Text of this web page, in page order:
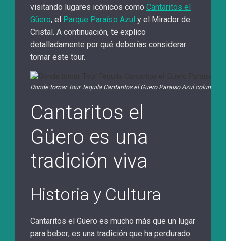
visitando lugares icónicos como Cantaritos el
Güero, el Parque Paraíso Azul y el Mirador de
Cristal. A continuación, te explico
detalladamente por qué deberías considerar
tomar este tour.
Donde tomar Tour Tequila Cantaritos el Guero Paraiso Azul columpio
Cantaritos el
Güero es una
tradición viva
Historia y Cultura
Cantaritos el Güero es mucho más que un lugar
para beber; es una tradición que ha perdurado